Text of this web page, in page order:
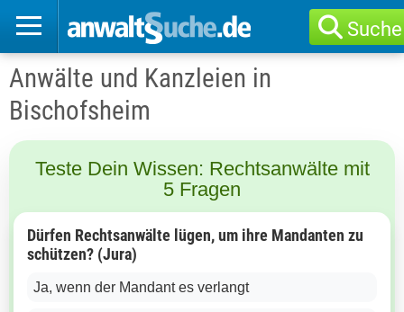
Suche
Anwälte und Kanzleien in
Bischofsheim
Teste Dein Wissen: Rechtsanwälte mit
5 Fragen
Dürfen Rechtsanwälte lügen, um ihre Mandanten zu
schützen? (Jura)
Ja, wenn der Mandant es verlangt